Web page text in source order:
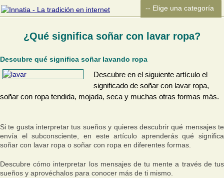
¿Qué significa soñar con lavar ropa?
Descubre qué significa soñar lavando ropa
Descubre en el siguiente artículo el
significado de soñar con lavar ropa,
soñar con ropa tendida, mojada, seca y muchas otras formas más.
Si te gusta interpretar tus sueños y quieres descubrir qué mensajes te
envía el subconsciente, en este artículo aprenderás qué significa
soñar con lavar ropa o soñar con ropa en diferentes formas.
Descubre cómo interpretar los mensajes de tu mente a través de tus
sueños y aprovéchalos para conocer más de ti mismo.